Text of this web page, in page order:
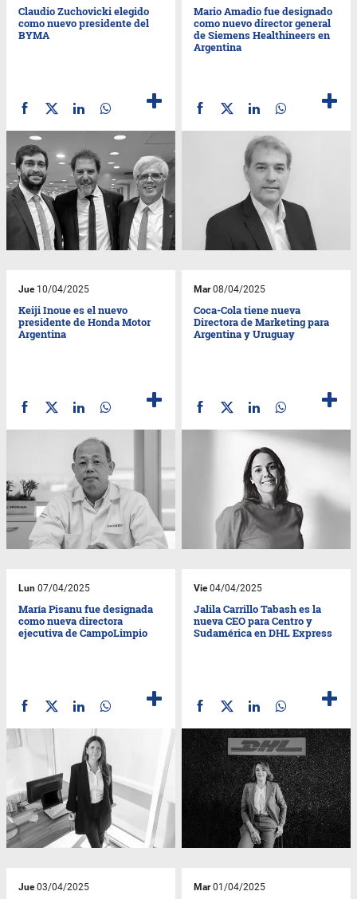
Claudio Zuchovicki elegido
como nuevo presidente del
BYMA
Mario Amadio fue designado
como nuevo director general
de Siemens Healthineers en
Argentina
Jue10/04/2025
Keiji Inoue es el nuevo
presidente de Honda Motor
Argentina
Mar08/04/2025
Coca-Cola tiene nueva
Directora de Marketing para
Argentina y Uruguay
Lun 07/04/2025
María Pisanu fue designada
como nueva directora
ejecutiva de CampoLimpio
Vie04/04/2025
Jalila Carrillo Tabash es la
nueva CEO para Centro y
Sudamérica en DHL Express
Jue03/04/2025 Mar01/04/2025